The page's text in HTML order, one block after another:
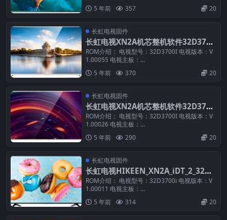
5 年前
357 20
长虹电视固件
长虹电视XN2A机芯整机软件32D3700
I_LJ5C_V1.00055U盘固件刷机包
ROM介绍： 电视型号：32D3700I 电视版本：V
1.00055 电视主板：...
5 年前
370 20
长虹电视固件
长虹电视XN2A机芯整机软件32D3700
I_LJ5C_V1.00026U盘固件刷机包
ROM介绍： 电视型号：32D3700I 电视版本：V
1.00026 电视主板：...
5 年前
290 20
长虹电视固件
长虹电视HIKEEN_XN2A_iDT_2_32D3
700i(LM8L)_V1.00011U盘刷机电视固
件包
ROM介绍： 电视型号：32D3700i 电视版本：V
1.00011 电视主板：...
5 年前
314 20